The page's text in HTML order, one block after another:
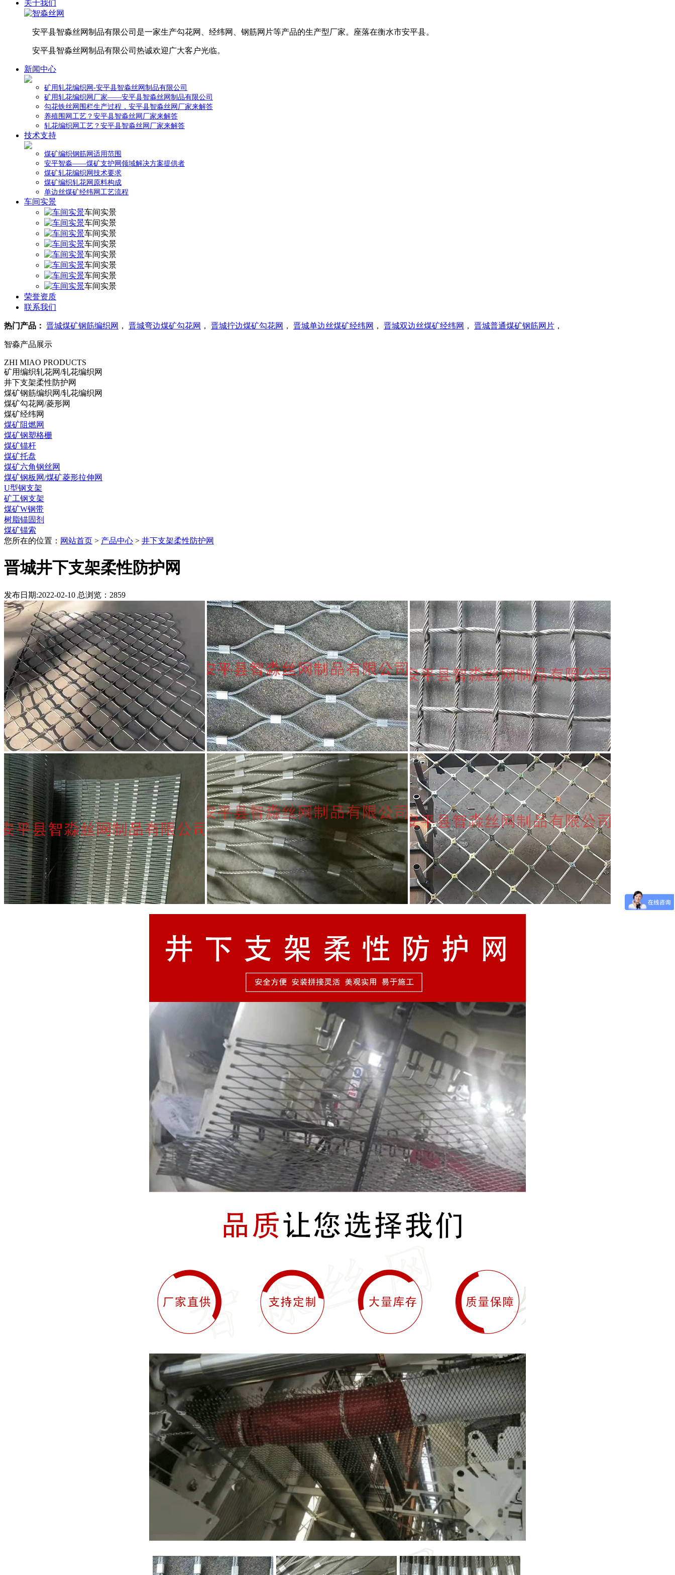
关于我们
安平县智淼丝网制品有限公司是一家生产勾花网、经纬网、钢筋网片等产品的生产型厂家。座落在衡水市安平县。
安平县智淼丝网制品有限公司热诚欢迎广大客户光临。
新闻中心
矿用轧花编织网-安平县智淼丝网制品有限公司
矿用轧花编织网厂家——安平县智淼丝网制品有限公司
勾花铁丝网围栏生产过程，安平县智淼丝网厂家来解答
养殖围网工艺？安平县智淼丝网厂家来解答
轧花编织网工艺？安平县智淼丝网厂家来解答
技术支持
煤矿编织钢筋网适用范围
安平智淼——煤矿支护网领域解决方案提供者
煤矿轧花编织网技术要求
煤矿编织轧花网原料构成
单边丝煤矿经纬网工艺流程
车间实景
车间实景
车间实景
车间实景
车间实景
车间实景
车间实景
车间实景
车间实景
荣誉资质
联系我们
热门产品： 晋城煤矿钢筋编织网 ， 晋城弯边煤矿勾花网 ， 晋城拧边煤矿勾花网 ， 晋城单边丝煤矿经纬网 ， 晋城双边丝煤矿经纬网 ， 晋城普通煤矿钢筋网片 ，
智淼产品展示
ZHI MIAO PRODUCTS
矿用编织轧花网/轧花编织网
井下支架柔性防护网
煤矿钢筋编织网/轧花编织网
煤矿勾花网/菱形网
煤矿经纬网
煤矿阻燃网
煤矿钢塑格栅
煤矿锚杆
煤矿托盘
煤矿六角钢丝网
煤矿钢板网/煤矿菱形拉伸网
U型钢支架
矿工钢支架
煤矿W钢带
树脂锚固剂
煤矿锚索
您所在的位置： 网站首页 > 产品中心 > 井下支架柔性防护网
晋城井下支架柔性防护网
发布日期:2022-02-10 总浏览： 2859